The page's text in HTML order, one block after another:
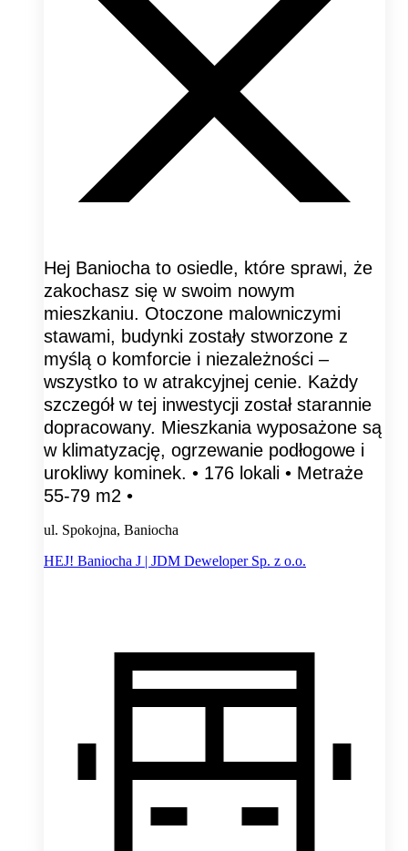
Hej Baniocha to osiedle, które sprawi, że
zakochasz się w swoim nowym
mieszkaniu. Otoczone malowniczymi
stawami, budynki zostały stworzone z
myślą o komforcie i niezależności –
wszystko to w atrakcyjnej cenie. Każdy
szczegół w tej inwestycji został starannie
dopracowany. Mieszkania wyposażone są
w klimatyzację, ogrzewanie podłogowe i
urokliwy kominek. • 176 lokali • Metraże
55-79 m2 •
ul. Spokojna, Baniocha
HEJ! Baniocha J | JDM Deweloper Sp. z o.o.